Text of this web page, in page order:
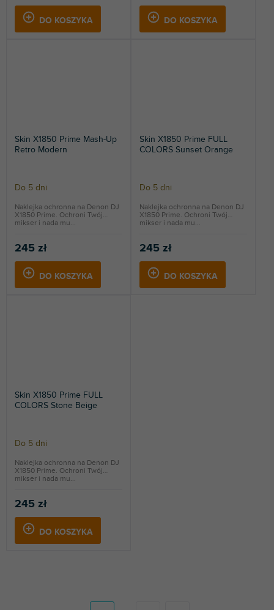
DO KOSZYKA DO KOSZYKA
Skin X1850 Prime Mash-Up
Retro Modern
Do 5 dni
245 zł
DO KOSZYKA
Naklejka ochronna na Denon DJ
X1850 Prime. Ochroni Twój
mikser i nada mu...
Skin X1850 Prime FULL
COLORS Sunset Orange
Do 5 dni
245 zł
DO KOSZYKA
Naklejka ochronna na Denon DJ
X1850 Prime. Ochroni Twój
mikser i nada mu...
Skin X1850 Prime FULL
COLORS Stone Beige
Do 5 dni
245 zł
DO KOSZYKA
Naklejka ochronna na Denon DJ
X1850 Prime. Ochroni Twój
mikser i nada mu...